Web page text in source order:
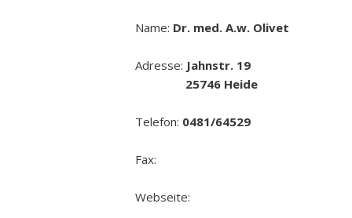
Name: Dr. med. A.w. Olivet
Adresse: Jahnstr. 19
25746 Heide
Telefon: 0481/64529
Fax:
Webseite: